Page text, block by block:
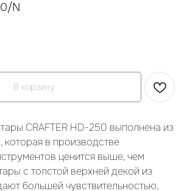
N
В корзину
CRAFTER HD-250 выполнена из
которая в производстве
ценится выше, чем
с толстой верхней декой из
большей чувствительностью,